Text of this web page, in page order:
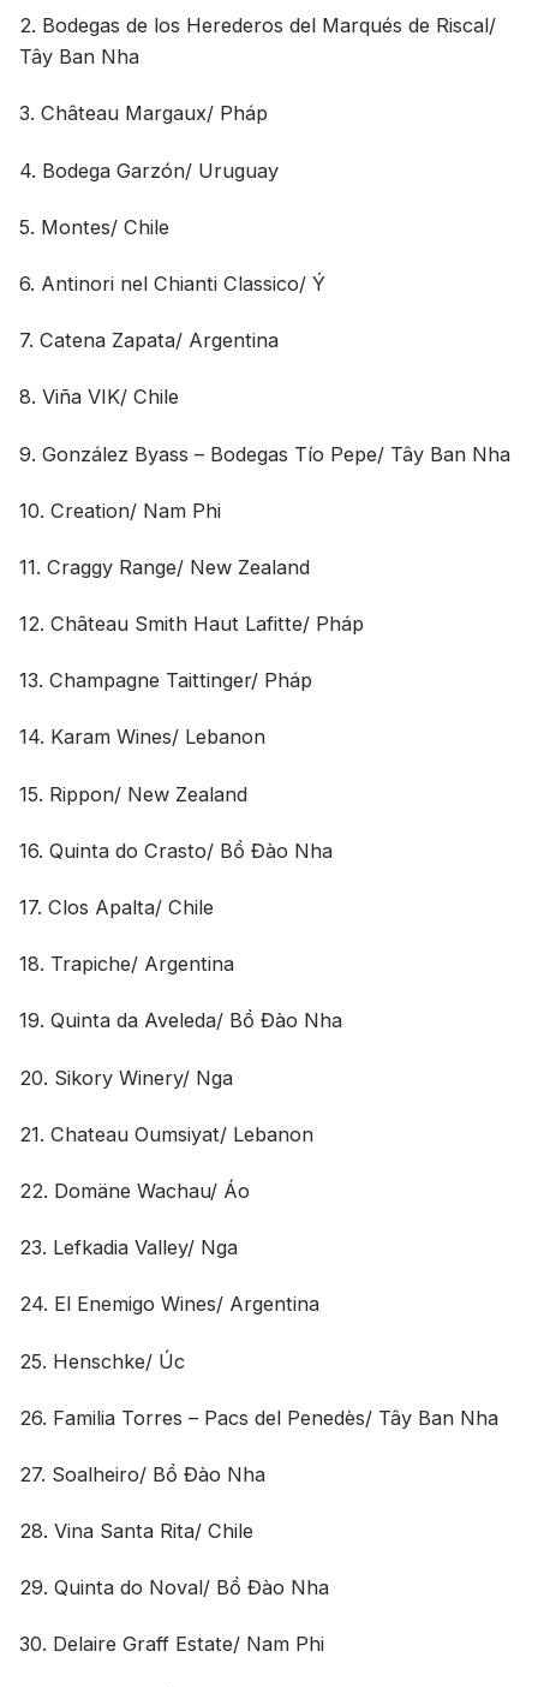
Jack
2. Bodegas de los Herederos del Marqués de Riscal/
Tây Ban Nha
3. Château Margaux/ Pháp
4. Bodega Garzón/ Uruguay
5. Montes/ Chile
6. Antinori nel Chianti Classico/ Ý
7. Catena Zapata/ Argentina
8. Viña VIK/ Chile
9. González Byass – Bodegas Tío Pepe/ Tây Ban Nha
10. Creation/ Nam Phi
11. Craggy Range/ New Zealand
12. Château Smith Haut Lafitte/ Pháp
13. Champagne Taittinger/ Pháp
14. Karam Wines/ Lebanon
15. Rippon/ New Zealand
16. Quinta do Crasto/ Bồ Đào Nha
17. Clos Apalta/ Chile
18. Trapiche/ Argentina
19. Quinta da Aveleda/ Bồ Đào Nha
20. Sikory Winery/ Nga
21. Chateau Oumsiyat/ Lebanon
22. Domäne Wachau/ Áo
23. Lefkadia Valley/ Nga
24. El Enemigo Wines/ Argentina
25. Henschke/ Úc
26. Familia Torres – Pacs del Penedès/ Tây Ban Nha
27. Soalheiro/ Bồ Đào Nha
28. Vina Santa Rita/ Chile
29. Quinta do Noval/ Bồ Đào Nha
30. Delaire Graff Estate/ Nam Phi